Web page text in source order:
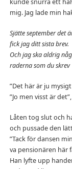
kunde snurra ett
mig. Jag lade min
Sjätte september det
fick jag ditt sista brev.
Och jag ska aldrig
raderna som du skrev
”Det här är ju
”Jo men visst är
Låten tog slut och
och pussade den
”Tack för dansen
va pensionären här
Han lyfte upp